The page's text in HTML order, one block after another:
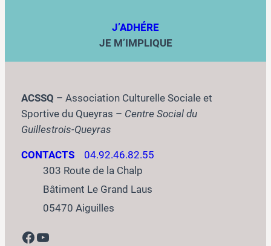
J’ADHÉRE
JE M’IMPLIQUE
ACSSQ – Association Culturelle Sociale et
Sportive du Queyras – Centre Social du
Guillestrois-Queyras
CONTACTS
04.92.46.82.55
303 Route de la Chalp
Bâtiment Le Grand Laus
05470 Aiguilles
Facebook YouTube